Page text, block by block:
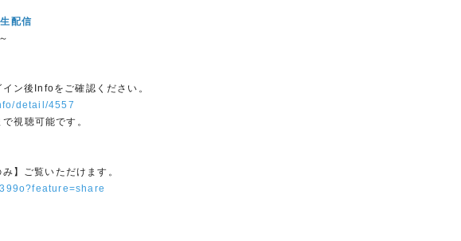
配信
ン後Infoをご確認ください。
detail/4557
視聴可能です。
】ご覧いただけます。